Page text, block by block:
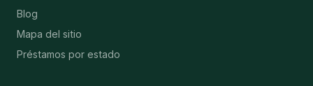
Blog
Mapa del sitio
Préstamos por estado